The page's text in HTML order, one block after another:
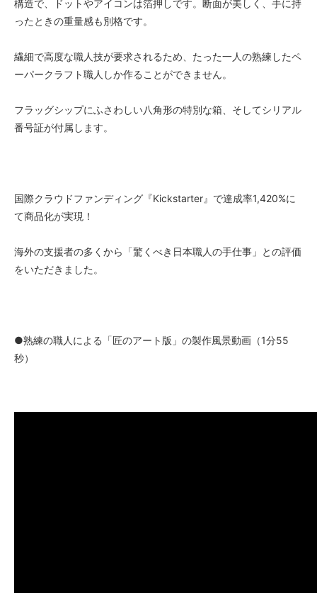
構造で、ドットやアイコンは箔押しです。断面が美しく、手に持
ったときの重量感も別格です。
繊細で高度な職人技が要求されるため、たった一人の熟練したペ
ーパークラフト職人しか作ることができません。
フラッグシップにふさわしい八角形の特別な箱、そしてシリアル
番号証が付属します。
国際クラウドファンディング『Kickstarter』で達成率1,420%に
て商品化が実現！
海外の支援者の多くから「驚くべき日本職人の手仕事」との評価
をいただきました。
●熟練の職人による「匠のアート版」の製作風景動画（1分55
秒）